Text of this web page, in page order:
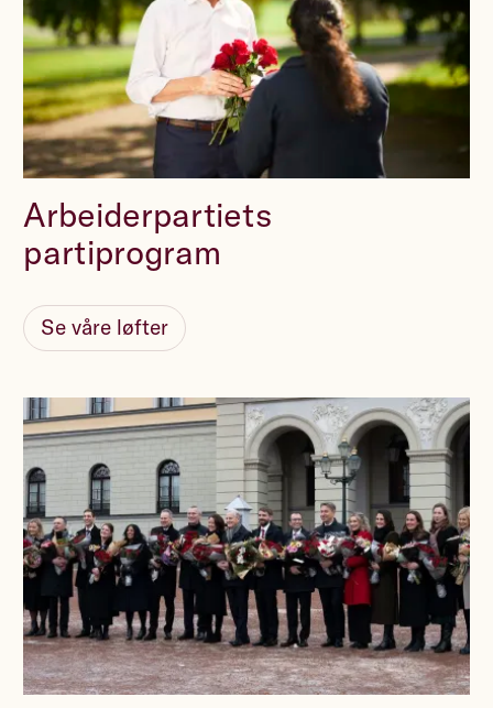
Arbeiderpartiet, Jonas Gahr Støre og andre
politikere.
Støtt Arbeiderpartiet
Ved å gi 10000 kr eller mer til sammen i inneværende år,
offentliggjøres navnet mitt og kommunen jeg bor i på en
liste sammen med andre givere. Dersom jeg er medlem eller
registrerte informasjon.
Les detaljerte vilkår for betalingsløsningen Bambora
Les Arbeiderpartiets personvernerklæring
Arbeiderpartiets
partiprogram
Se våre løfter